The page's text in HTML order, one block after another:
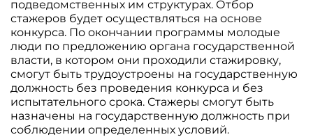
подведомственных им структурах. Отбор
стажеров будет осуществляться на основе
конкурса. По окончании программы молодые
люди по предложению органа государственной
власти, в котором они проходили стажировку,
смогут быть трудоустроены на государственную
должность без проведения конкурса и без
испытательного срока. Стажеры смогут быть
назначены на государственную должность при
соблюдении определенных условий.